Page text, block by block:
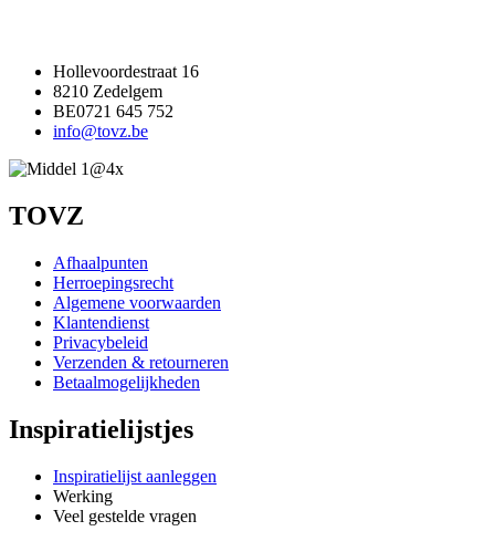
Hollevoordestraat 16
8210 Zedelgem
BE0721 645 752
info@tovz.be
TOVZ
Afhaalpunten
Herroepingsrecht
Algemene voorwaarden
Klantendienst
Privacybeleid
Verzenden & retourneren
Betaalmogelijkheden
Inspiratielijstjes
Inspiratielijst aanleggen
Werking
Veel gestelde vragen